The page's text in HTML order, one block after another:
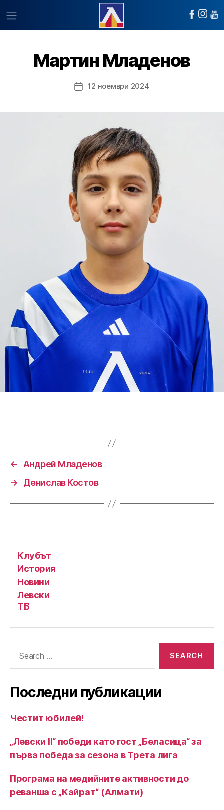
Мартин Младенов
Post12 ноември 2024
←
Андрей Младенов
→
Денислав Костов
Клубът
История
Новини
Левски
ТВ
Последни публикации
Честит юбилей!
„Левски II“ победи като гост „Беласица“ за
първа победа за сезона в Трета лига
Програма на медийните активности до
реванша с „Кайрат“ (Алмати)